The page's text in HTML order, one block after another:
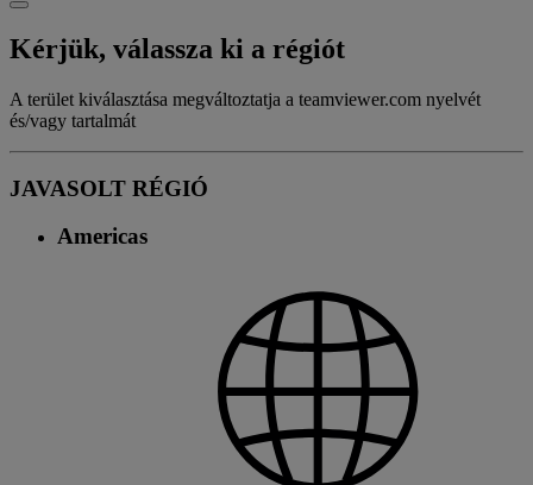
Kérjük, válassza ki a régiót
A terület kiválasztása megváltoztatja a teamviewer.com nyelvét
és/vagy tartalmát
JAVASOLT RÉGIÓ
Americas